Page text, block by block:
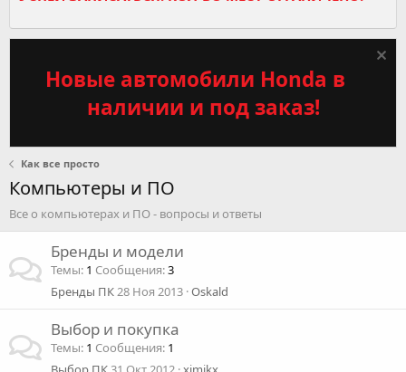
Новые автомобили Honda в
наличии и под заказ!
Как все просто
Компьютеры и ПО
Все о компьютерах и ПО - вопросы и ответы
Бренды и модели
Темы 1 Сообщения 3
Бренды ПК28 Ноя 2013 Oskald
Выбор и покупка
Темы 1 Сообщения 1